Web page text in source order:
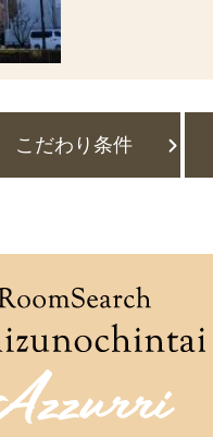
こだわり条件